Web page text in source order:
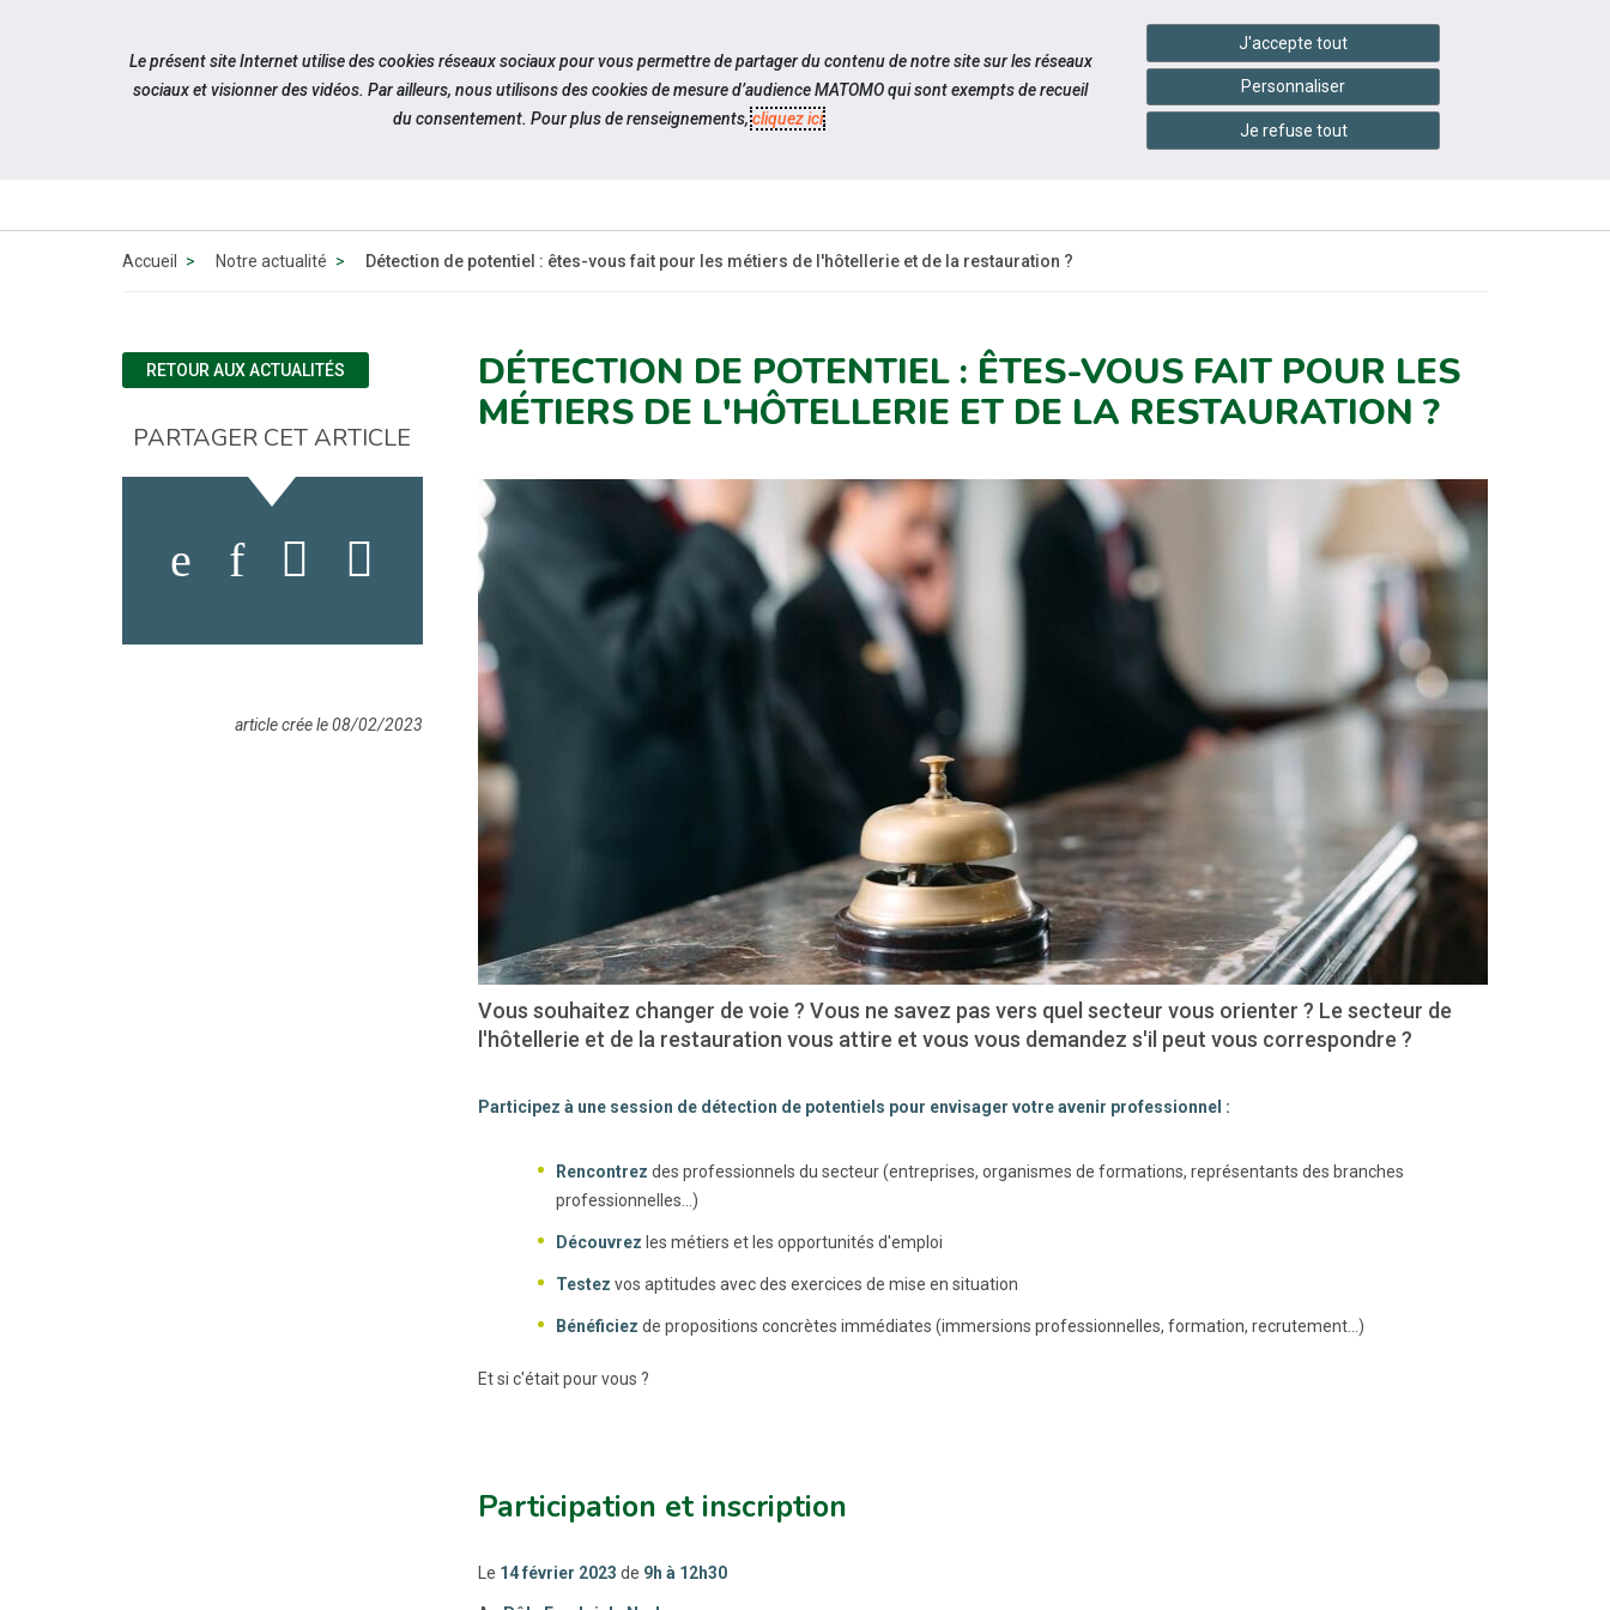
Aller au contenu
Accessibilité handshake Services en ligne
QUI
ESPACE
ESPACE
PRATIQUES
CONTACTEZ-
NOUS
ÉVÉNEMENTS
Accueil Notre actualité Détection de potentiel : êtes-vous fait pour les métiers de l'hôtellerie et de la restauration ?
DÉTECTION DE POTENTIEL : ÊTES-VOUS FAIT POUR LES
MÉTIERS DE L'HÔTELLERIE ET DE LA RESTAURATION ?
Vous souhaitez changer de voie ? Vous ne savez pas vers quel secteur vous orienter ? Le secteur de
l'hôtellerie et de la restauration vous attire et vous vous demandez s'il peut vous correspondre ?
Participez à une session de détection de potentiels pour envisager votre avenir professionnel :
Rencontrez des professionnels du secteur (entreprises, organismes de formations, représentants des branches
professionnelles...)
Découvrez les métiers et les opportunités d'emploi
Testez vos aptitudes avec des exercices de mise en situation
Bénéficiez de propositions concrètes immédiates (immersions professionnelles, formation, recrutement...)
Et si c'était pour vous ?
Participation et inscription
Le 14 février 2023 de 9h à 12h30
RETOUR AUX ACTUALITÉS
PARTAGER CET ARTICLE
article crée le 08/02/2023
Le présent site Internet utilise des cookies réseaux sociaux pour vous permettre de partager du contenu de notre site sur les réseaux
sociaux et visionner des vidéos. Par ailleurs, nous utilisons des cookies de mesure d’audience MATOMO qui sont exempts de recueil
du consentement. Pour plus de renseignements,cliquez ici.
J'accepte tout
Personnaliser
Je refuse tout